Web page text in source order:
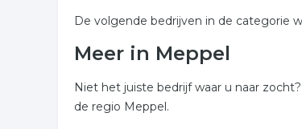
De volgende bedrijven in de categorie
Meer in Meppel
Niet het juiste bedrijf waar u naar
de regio Meppel.